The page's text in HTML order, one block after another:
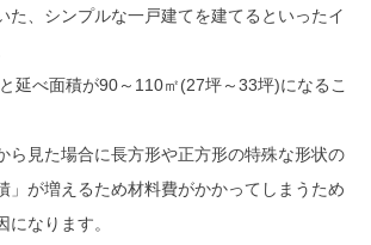
た、シンプルな一戸建てを建てるといったイ
延べ面積が90～110㎡(27坪～33坪)になるこ
ら見た場合に長方形や正方形の特殊な形状の
」が増えるため材料費がかかってしまうため
なります。